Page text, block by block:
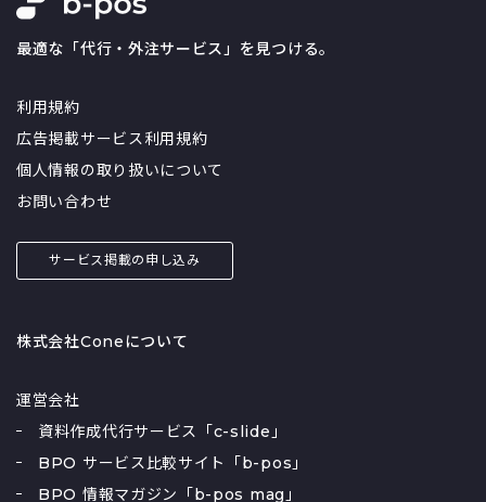
最適な「代行・外注サービス」を見つける。
利用規約
広告掲載サービス利用規約
個人情報の取り扱いについて
お問い合わせ
サービス掲載の申し込み
株式会社Coneについて
運営会社
資料作成代行サービス「c-slide」
BPO サービス比較サイト「b-pos」
BPO 情報マガジン「b-pos mag」